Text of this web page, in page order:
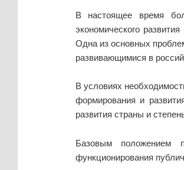
В настоящее время
экономического
Одна из основных
развивающимися в
В условиях
формирования и
развития страны и
Базовым положением
функционирования